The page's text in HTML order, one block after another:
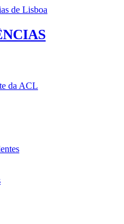
da ACL